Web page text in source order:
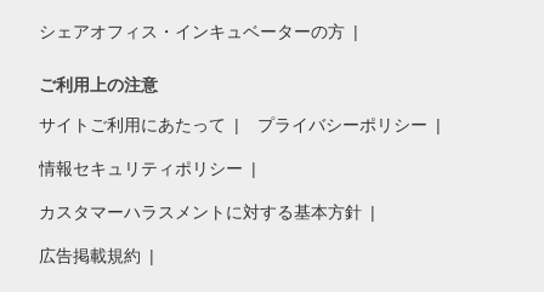
シェアオフィス・インキュベーターの方
ご利用上の注意
サイトご利用にあたって プライバシーポリシー
情報セキュリティポリシー
カスタマーハラスメントに対する基本方針
広告掲載規約